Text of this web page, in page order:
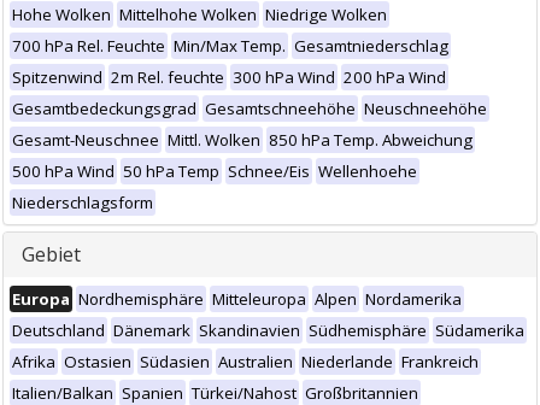
Hohe Wolken Mittelhohe Wolken Niedrige Wolken
700 hPa Rel. Feuchte Min/Max Temp. Gesamtniederschlag
Spitzenwind 2m Rel. feuchte 300 hPa Wind 200 hPa Wind
Gesamtbedeckungsgrad Gesamtschneehöhe Neuschneehöhe
Gesamt-Neuschnee Mittl. Wolken 850 hPa Temp. Abweichung
500 hPa Wind 50 hPa Temp Schnee/Eis Wellenhoehe
Niederschlagsform
Gebiet
Europa Nordhemisphäre Mitteleuropa Alpen Nordamerika
Deutschland Dänemark Skandinavien Südhemisphäre Südamerika
Afrika Ostasien Südasien Australien Niederlande Frankreich
Italien/Balkan Spanien Türkei/Nahost Großbritannien